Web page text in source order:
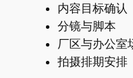
内容目标确认
分镜与脚本
厂区与办公室
拍摄排期安排